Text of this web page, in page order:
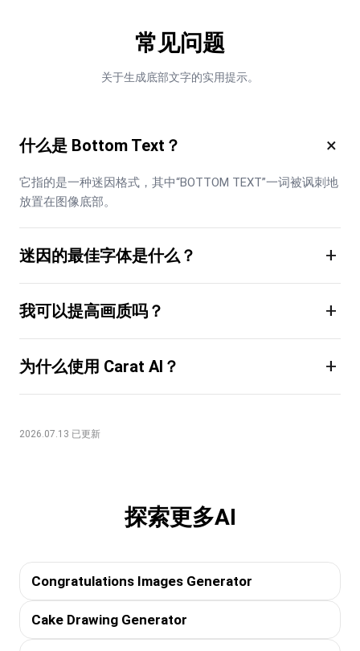
常见问题
关于生成底部文字的实用提示。
什么是 Bottom Text？ ×
它指的是一种迷因格式，其中“BOTTOM TEXT”一词被讽刺地
放置在图像底部。
迷因的最佳字体是什么？ +
我可以提高画质吗？ +
为什么使用 Carat AI？ +
2026.07.13 已更新
探索更多AI
Congratulations Images Generator
Cake Drawing Generator